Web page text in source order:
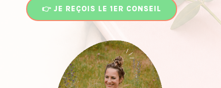
👉 JE REÇOIS LE 1ER CONSEIL